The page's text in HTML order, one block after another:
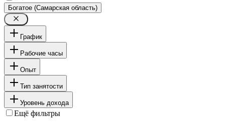
Богатое (Самарская область)
График
Рабочие часы
Опыт
Тип занятости
Уровень дохода
Ещё фильтры